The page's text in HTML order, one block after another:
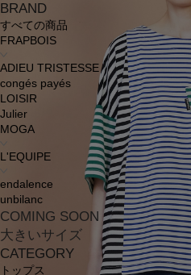
BRAND
すべての商品
FRAPBOIS
ADIEU TRISTESSE
congés payés
LOISIR
Julier
MOGA
L'EQUIPE
endalence
unbilanc
COMING SOON
大きいサイズ
CATEGORY
トップス